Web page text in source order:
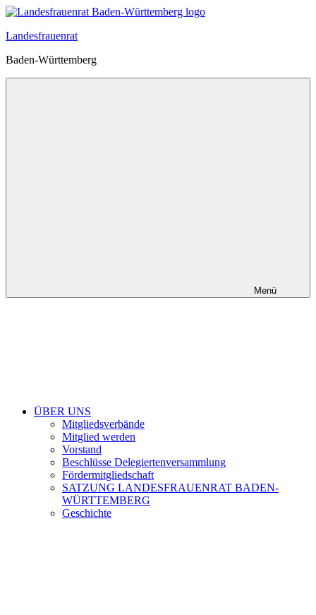
Zum
springen
Landesfrauenrat
Baden-Württemberg
Menü
ÜBER UNS
Mitgliedsverbände
Mitglied werden
Vorstand
Beschlüsse Delegiertenversammlung
Fördermitgliedschaft
SATZUNG LANDESFRAUENRAT BADEN-
WÜRTTEMBERG
Geschichte